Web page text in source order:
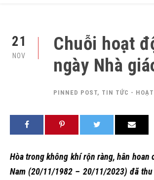
21
NOV
Chuỗi hoạt
ngày Nhà
PINNED POST, TIN TỨC -
Hòa trong không khí rộn ràng, hân hoan
Nam (20/11/1982 – 20/11/2023) đã